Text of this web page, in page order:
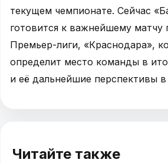
текущем чемпионате. Сейчас
готовится к важнейшему матчу
Премьер-лиги, «Краснодара»,
определит место команды в
и её дальнейшие перспективы в
Читайте также